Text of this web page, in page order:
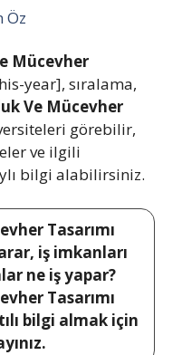
Öz
Mücevher
year], sıralama,
Ve Mücevher
görebilir,
ve ilgili
bilgi alabilirsiniz.
Tasarımı
iş imkanları
ne iş yapar?
Tasarımı
bilgi almak için